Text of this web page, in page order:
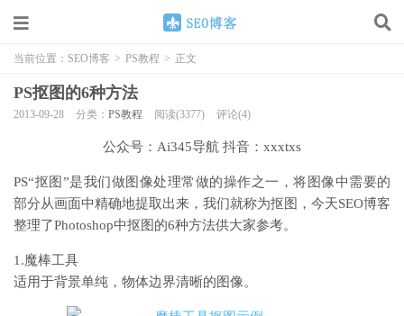
当前位置： SEO博客 > PS教程 > 正文
PS抠图的6种方法
2013-09-28 分类： PS教程 阅读(3377) 评论(4)
公众号：Ai345导航 抖音：xxxtxs
PS“抠图”是我们做图像处理常做的操作之一，将图像中需要的
部分从画面中精确地提取出来，我们就称为抠图，今天SEO博客
整理了Photoshop中抠图的6种方法供大家参考。
1.魔棒工具
适用于背景单纯，物体边界清晰的图像。